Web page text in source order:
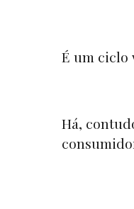
É um ciclo
Há,